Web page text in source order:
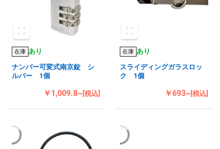
在庫 あり
ナンバー可変式南京錠 シ
ルバー 1個
￥1,009.8~[税込]
在庫 あり
スライディングガラスロッ
ク 1個
￥693~[税込]